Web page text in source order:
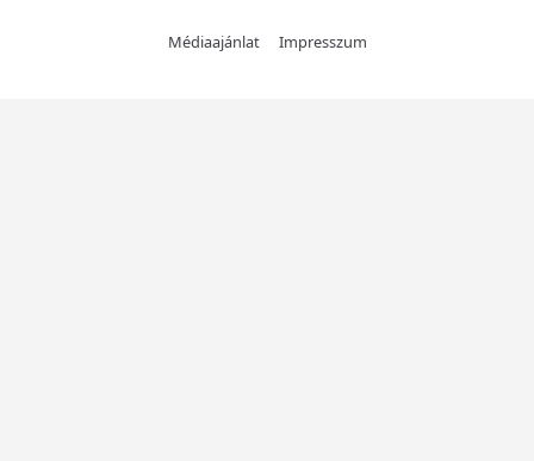
Médiaajánlat Impresszum